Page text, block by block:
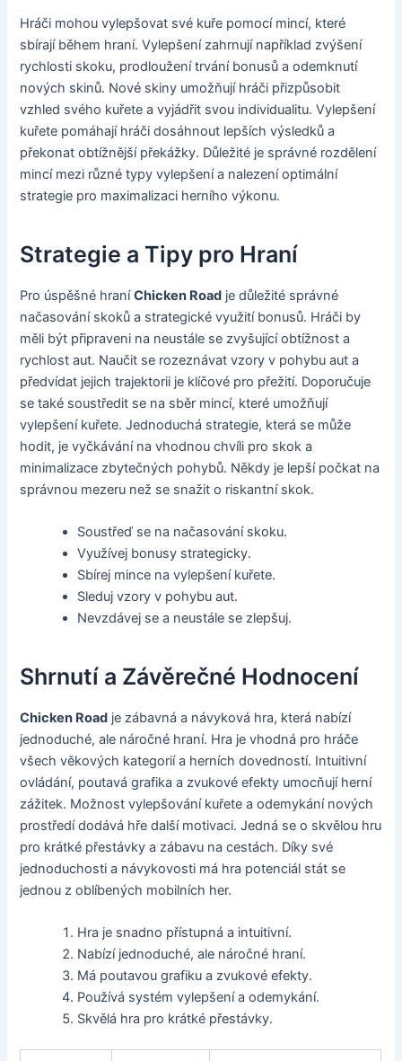
Hráči mohou vylepšovat své kuře pomocí mincí, které
sbírají během hraní. Vylepšení zahrnují například zvýšení
rychlosti skoku, prodloužení trvání bonusů a odemknutí
nových skinů. Nové skiny umožňují hráči přizpůsobit
vzhled svého kuřete a vyjádřit svou individualitu. Vylepšení
kuřete pomáhají hráči dosáhnout lepších výsledků a
překonat obtížnější překážky. Důležité je správné rozdělení
mincí mezi různé typy vylepšení a nalezení optimální
strategie pro maximalizaci herního výkonu.
Strategie a Tipy pro Hraní
Pro úspěšné hraníChicken Road je důležité správné
načasování skoků a strategické využití bonusů. Hráči by
měli být připraveni na neustále se zvyšující obtížnost a
rychlost aut. Naučit se rozeznávat vzory v pohybu aut a
předvídat jejich trajektorii je klíčové pro přežití. Doporučuje
se také soustředit se na sběr mincí, které umožňují
vylepšení kuřete. Jednoduchá strategie, která se může
hodit, je vyčkávání na vhodnou chvíli pro skok a
minimalizace zbytečných pohybů. Někdy je lepší počkat na
správnou mezeru než se snažit o riskantní skok.
Soustřeď se na načasování skoku.
Využívej bonusy strategicky.
Sbírej mince na vylepšení kuřete.
Sleduj vzory v pohybu aut.
Nevzdávej se a neustále se zlepšuj.
Shrnutí a Závěrečné Hodnocení
Chicken Road je zábavná a návyková hra, která nabízí
jednoduché, ale náročné hraní. Hra je vhodná pro hráče
všech věkových kategorií a herních dovedností. Intuitivní
ovládání, poutavá grafika a zvukové efekty umocňují herní
zážitek. Možnost vylepšování kuřete a odemykání nových
prostředí dodává hře další motivaci. Jedná se o skvělou hru
pro krátké přestávky a zábavu na cestách. Díky své
jednoduchosti a návykovosti má hra potenciál stát se
jednou z oblíbených mobilních her.
Hra je snadno přístupná a intuitivní.
Nabízí jednoduché, ale náročné hraní.
Má poutavou grafiku a zvukové efekty.
Používá systém vylepšení a odemykání.
Skvělá hra pro krátké přestávky.